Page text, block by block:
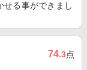
せる事ができまし
74.3点